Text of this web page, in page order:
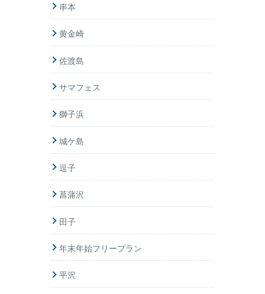
串本
黄金崎
佐渡島
サマフェス
獅子浜
城ケ島
逗子
菖蒲沢
田子
年末年始フリープラン
平沢